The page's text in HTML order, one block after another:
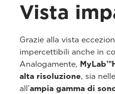
Vista
Grazie alla vista
impercettibili anche in
Analogamente,
alta risoluzione, sia
all’ampia gamma di